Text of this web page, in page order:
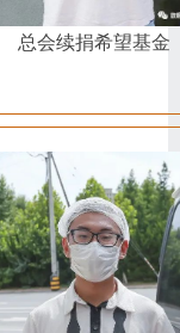
总会续捐希望基金